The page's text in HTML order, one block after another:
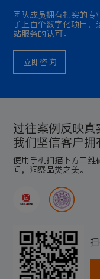
团队成员拥有扎实的
了上百个数字化项目，
站服务的认可。
立即咨询
过往案例反映真
我们坚信客户
使用手机扫描下方二维
间，洞察品类之美。